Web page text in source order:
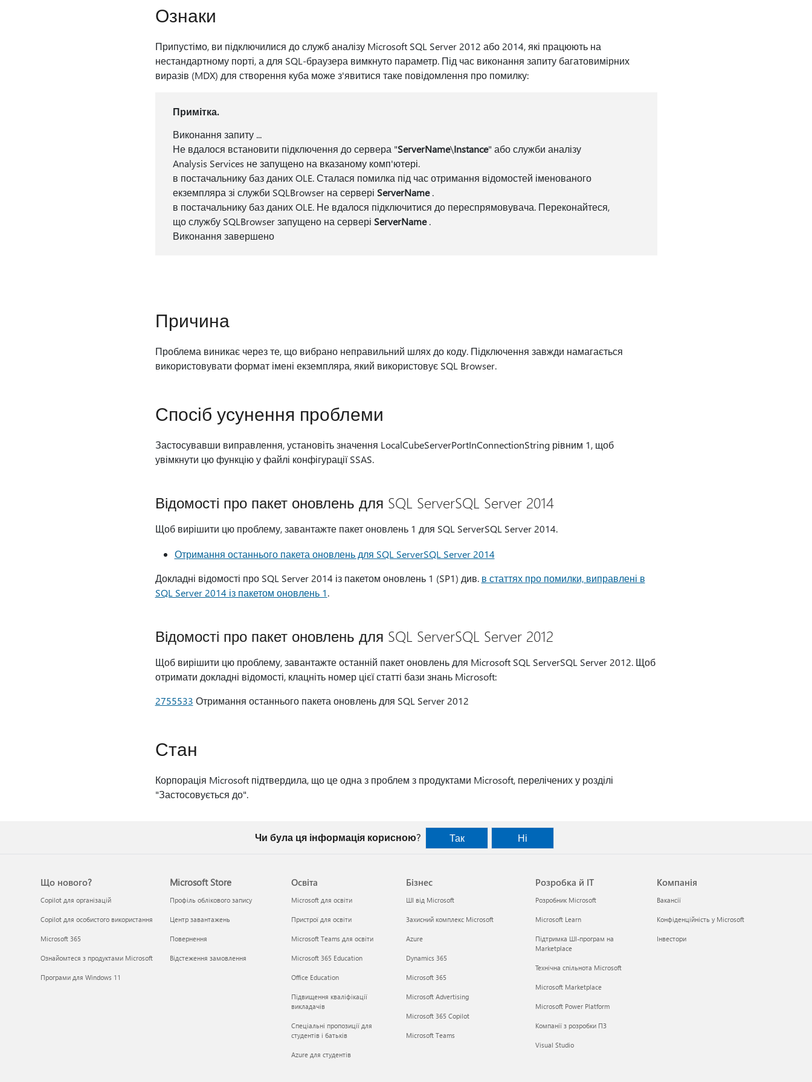
Ознаки
Припустімо, ви підключилися до служб аналізу Microsoft SQL Server 2012 або 2014, які працюють на
нестандартному порті, а для SQL-браузера вимкнуто параметр. Під час виконання запиту багатовимірних
виразів (MDX) для створення куба може з'явитися таке повідомлення про помилку:
Примітка.
Виконання запиту ...
Не вдалося встановити підключення до сервера "ServerName\Instance" або служби аналізу
Analysis Services не запущено на вказаному комп'ютері.
в постачальнику баз даних OLE. Сталася помилка під час отримання відомостей іменованого
екземпляра зі служби SQLBrowser на сервері ServerName.
в постачальнику баз даних OLE. Не вдалося підключитися до переспрямовувача. Переконайтеся,
що службу SQLBrowser запущено на сервері ServerName.
Виконання завершено
Причина
Проблема виникає через те, що вибрано неправильний шлях до коду. Підключення завжди намагається
використовувати формат імені екземпляра, який використовує SQL Browser.
Спосіб усунення проблеми
Застосувавши виправлення, установіть значення LocalCubeServerPortInConnectionString рівним 1, щоб
увімкнути цю функцію у файлі конфігурації SSAS.
Відомості про пакет оновлень для SQL ServerSQL Server 2014
Щоб вирішити цю проблему, завантажте пакет оновлень 1 для SQL ServerSQL Server 2014.
Отримання останнього пакета оновлень для SQL ServerSQL Server 2014
Докладні відомості про SQL Server 2014 із пакетом оновлень 1 (SP1) див. в статтях про помилки, виправлені в
SQL Server 2014 із пакетом оновлень 1.
Відомості про пакет оновлень для SQL ServerSQL Server 2012
Щоб вирішити цю проблему, завантажте останній пакет оновлень для Microsoft SQL ServerSQL Server 2012. Щоб
отримати докладні відомості, клацніть номер цієї статті бази знань Microsoft:
2755533 Отримання останнього пакета оновлень для SQL Server 2012
Стан
Корпорація Microsoft підтвердила, що це одна з проблем з продуктами Microsoft, перелічених у розділі
"Застосовується до".
Чи була ця інформація корисною? Так Ні
Що нового?
Copilot для організацій
Copilot для особистого використання
Microsoft 365
Ознайомтеся з продуктами Microsoft
Програми для Windows 11
Microsoft Store
Профіль облікового запису
Центр завантажень
Повернення
Відстеження замовлення
Освіта
Microsoft для освіти
Пристрої для освіти
Microsoft Teams для освіти
Microsoft 365 Education
Office Education
Підвищення кваліфікації
викладачів
Спеціальні пропозиції для
студентів і батьків
Azure для студентів
Бізнес
ШІ від Microsoft
Захисний комплекс Microsoft
Azure
Dynamics 365
Microsoft 365
Microsoft Advertising
Microsoft 365 Copilot
Microsoft Teams
Розробка й ІТ
Розробник Microsoft
Microsoft Learn
Підтримка ШІ-програм на
Marketplace
Технічна спільнота Microsoft
Microsoft Marketplace
Microsoft Power Platform
Компанії з розробки ПЗ
Visual Studio
Компанія
Вакансії
Конфіденційність у Microsoft
Інвестори